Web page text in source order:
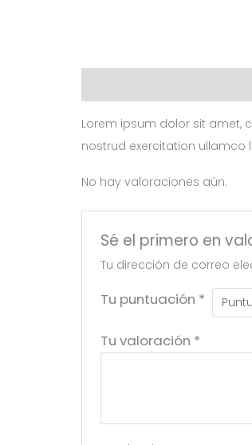
Lorem ipsum dolor sit amet,
nostrud exercitation ullamco
No hay valoraciones aún.
Sé el primero en
Tu dirección de correo
Tu puntuación *
Tu valoración *